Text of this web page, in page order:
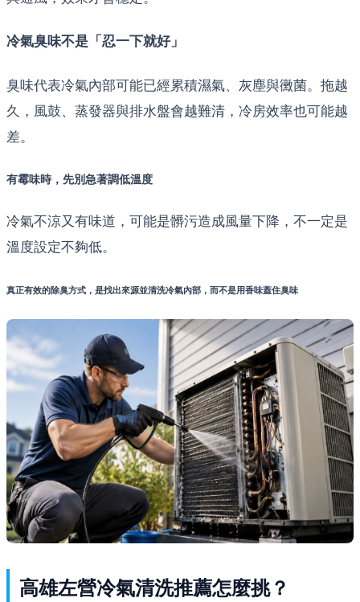
冷氣臭味不是「忍一下就好」
臭味代表冷氣內部可能已經累積濕氣、灰塵與黴菌。拖越
久，風鼓、蒸發器與排水盤會越難清，冷房效率也可能越
差。
有霉味時，先別急著調低溫度
冷氣不涼又有味道，可能是髒污造成風量下降，不一定是
溫度設定不夠低。
真正有效的除臭方式，是找出來源並清洗冷氣內部，而不是用香味蓋住臭味
高雄左營冷氣清洗推薦怎麼挑？